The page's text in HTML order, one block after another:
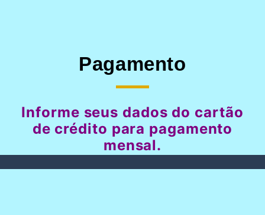
Pagamento
Informe seus dados do cartão
de crédito para pagamento
mensal.